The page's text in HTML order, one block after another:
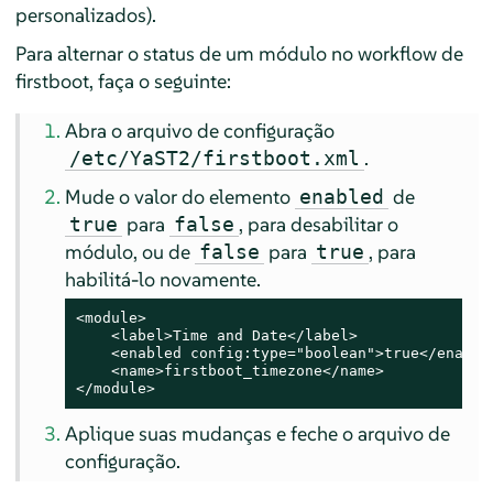
personalizados).
Para alternar o status de um módulo no workflow de
firstboot, faça o seguinte:
Abra o arquivo de configuração
/etc/YaST2/firstboot.xml .
Mude o valor do elemento enabled de
true para false , para desabilitar o
módulo, ou de false para true , para
habilitá-lo novamente.
<module>
    <label>Time and Date</label>
<enabled config:type="boolean">true</
    <name>firstboot_timezone</name>
</module>
Aplique suas mudanças e feche o arquivo de
configuração.